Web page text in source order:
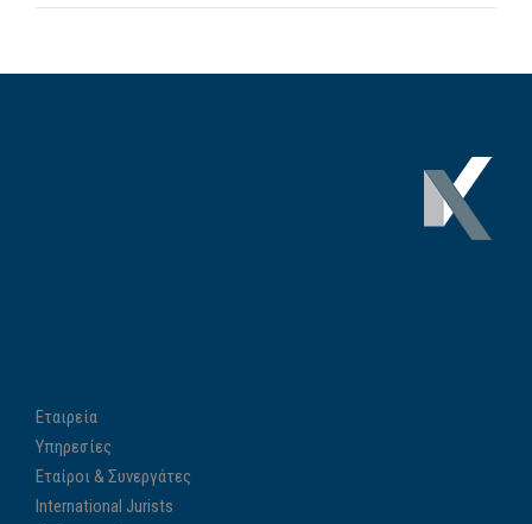
Εταιρεία
Υπηρεσίες
Εταίροι & Συνεργάτες
International Jurists